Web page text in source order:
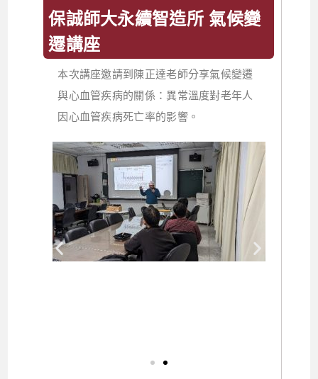
保誠師大永續智造所 氣候變
遷講座
本次講座邀請到陳正達老師分享氣候變遷
與心血管疾病的關係：異常溫度對老年人
因心血管疾病死亡率的影響。